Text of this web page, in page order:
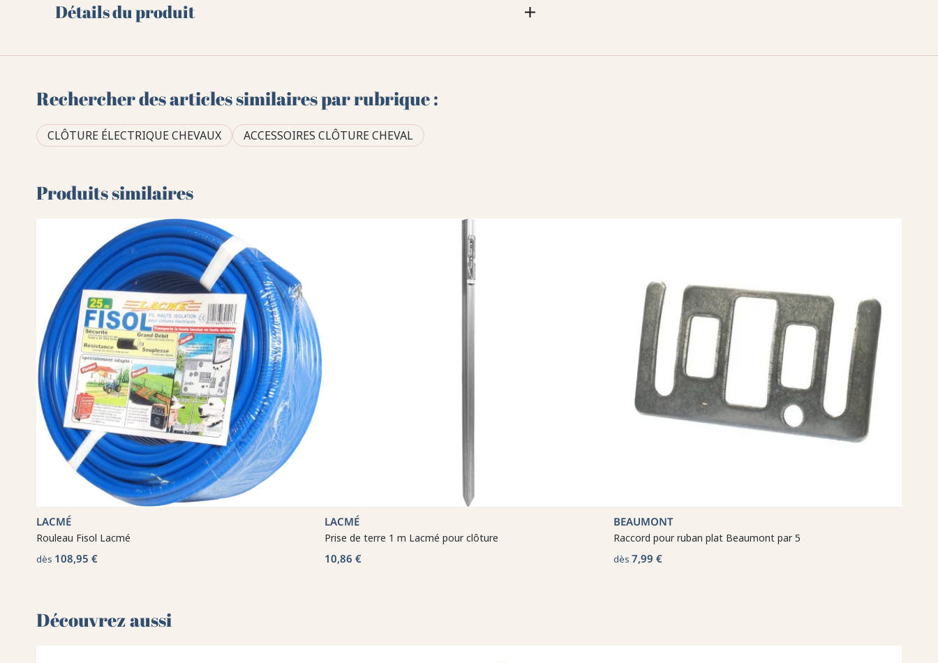
Détails du produit
Rechercher des articles similaires par rubrique :
CLÔTURE ÉLECTRIQUE CHEVAUX ACCESSOIRES CLÔTURE CHEVAL
Produits similaires
LACMÉ
Rouleau Fisol Lacmé
dès 108,95 €
LACMÉ
Prise de terre 1 m Lacmé pour clôture
10,86 €
BEAUMONT
Raccord pour ruban plat Beaumont par 5
dès 7,99 €
Découvrez aussi 🌻